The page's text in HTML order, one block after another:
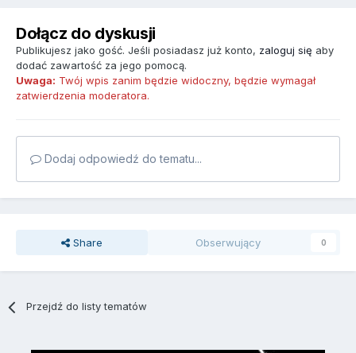
Dołącz do dyskusji
Publikujesz jako gość. Jeśli posiadasz już konto, zaloguj się aby
dodać zawartość za jego pomocą.
Uwaga: Twój wpis zanim będzie widoczny, będzie wymagał
zatwierdzenia moderatora.
Dodaj odpowiedź do tematu...
Share Obserwujący 0
Przejdź do listy tematów